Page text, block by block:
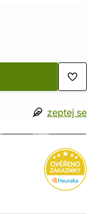
zeptej se